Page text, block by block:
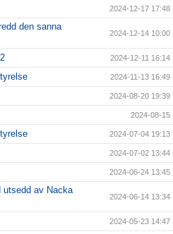
2024-12-17 17:48
den sanna
2024-12-14 10:00
2024-12-11 16:14
2024-11-13 16:49
2024-08-20 19:39
2024-08-15
2024-07-04 19:13
2024-07-02 13:44
2024-06-24 13:45
utsedd av Nacka
2024-06-14 13:34
2024-05-23 14:47